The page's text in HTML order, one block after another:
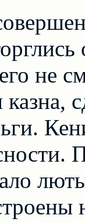
не
казна,